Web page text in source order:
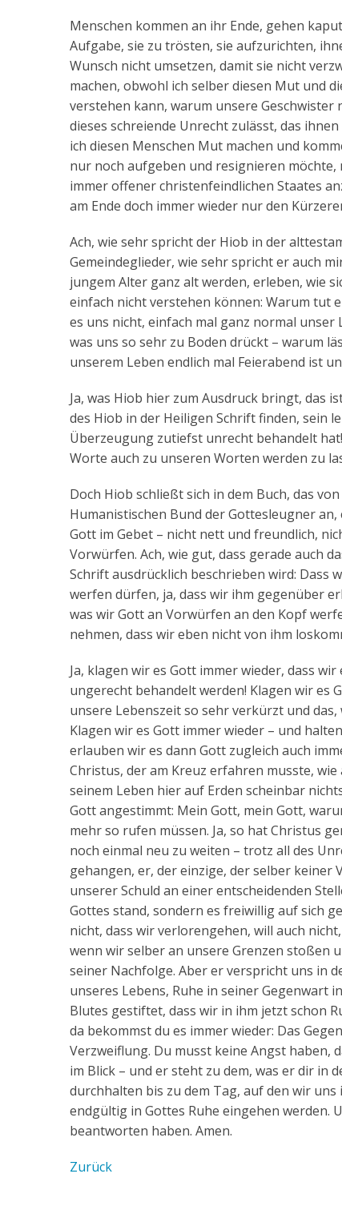
Menschen kommen an ihr Ende, gehen
Aufgabe, sie zu trösten, sie aufzurichten,
Wunsch nicht umsetzen, damit sie nicht
machen, obwohl ich selber diesen Mut und
verstehen kann, warum unsere
dieses schreiende Unrecht zulässt, das
ich diesen Menschen Mut machen und
nur noch aufgeben und resignieren möchte,
immer offener christenfeindlichen Staates
am Ende doch immer wieder nur den
Ach, wie sehr spricht der Hiob in der
Gemeindeglieder, wie sehr spricht er auch
jungem Alter ganz alt werden, erleben, wie
einfach nicht verstehen können: Warum tut
es uns nicht, einfach mal ganz normal
was uns so sehr zu Boden drückt – warum
unserem Leben endlich mal Feierabend ist
Ja, was Hiob hier zum Ausdruck bringt, das
des Hiob in der Heiligen Schrift finden, sein
Überzeugung zutiefst unrecht behandelt
Worte auch zu unseren Worten werden zu
Doch Hiob schließt sich in dem Buch, das
Humanistischen Bund der Gottesleugner
Gott im Gebet – nicht nett und freundlich,
Vorwürfen. Ach, wie gut, dass gerade auch
Schrift ausdrücklich beschrieben wird: Dass
werfen dürfen, ja, dass wir ihm gegenüber
was wir Gott an Vorwürfen an den Kopf
nehmen, dass wir eben nicht von ihm
Ja, klagen wir es Gott immer wieder, dass
ungerecht behandelt werden! Klagen wir es
unsere Lebenszeit so sehr verkürzt und
Klagen wir es Gott immer wieder – und
erlauben wir es dann Gott zugleich auch
Christus, der am Kreuz erfahren musste,
seinem Leben hier auf Erden scheinbar
Gott angestimmt: Mein Gott, mein Gott,
mehr so rufen müssen. Ja, so hat Christus
noch einmal neu zu weiten – trotz all des
gehangen, er, der einzige, der selber
unserer Schuld an einer entscheidenden
Gottes stand, sondern es freiwillig auf sich
nicht, dass wir verlorengehen, will auch
wenn wir selber an unsere Grenzen stoßen
seiner Nachfolge. Aber er verspricht uns in
unseres Lebens, Ruhe in seiner Gegenwart
Blutes gestiftet, dass wir in ihm jetzt schon
da bekommst du es immer wieder: Das
Verzweiflung. Du musst keine Angst haben,
im Blick – und er steht zu dem, was er dir in
durchhalten bis zu dem Tag, auf den wir
endgültig in Gottes Ruhe eingehen werden.
beantworten haben. Amen.
Zurück